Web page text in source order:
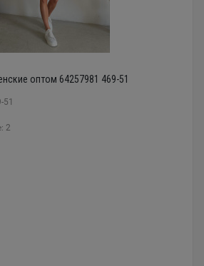
оптом 64257981 469-51
51
2